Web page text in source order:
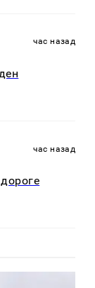
час назад
час назад